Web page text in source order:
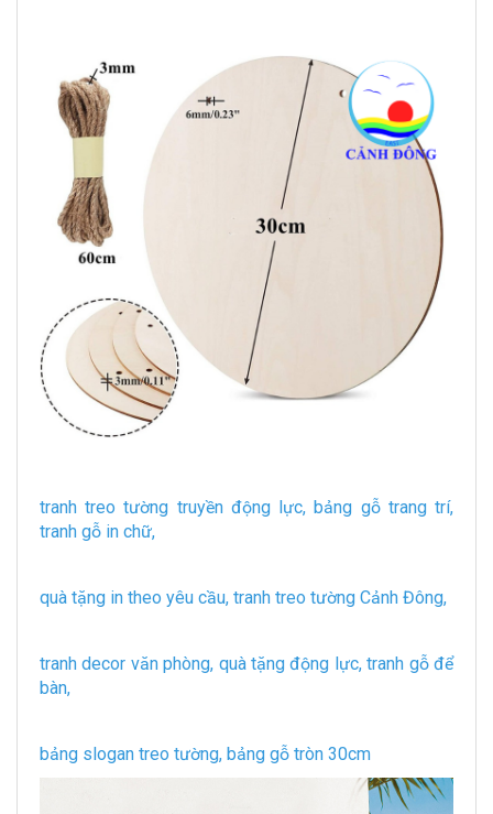
tranh treo tường truyền động lực, bảng gỗ trang trí,
tranh gỗ in chữ,
quà tặng in theo yêu cầu, tranh treo tường Cảnh Đông,
tranh decor văn phòng, quà tặng động lực, tranh gỗ để
bàn,
bảng slogan treo tường, bảng gỗ tròn 30cm